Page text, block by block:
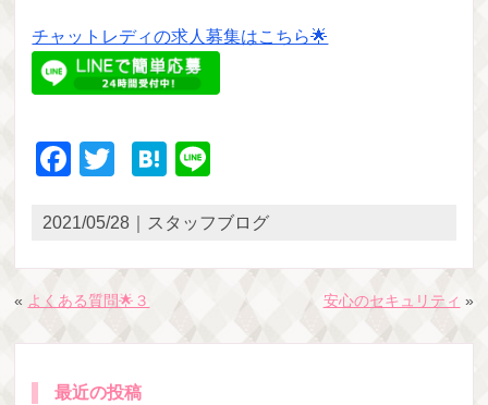
チャットレディの求人募集はこちら🌟
Facebook
TwitterHatena
2021/05/28｜スタッフブログ
« よくある質問🌟３ 安心のセキュリティ »
最近の投稿